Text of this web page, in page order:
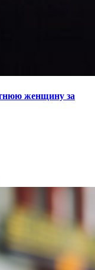
женщину за